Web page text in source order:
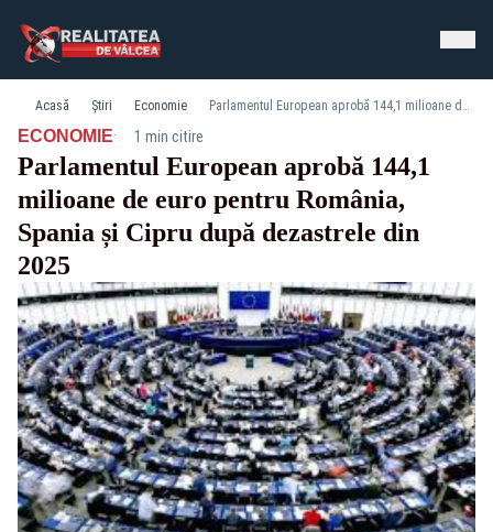
Acasă Știri Economie Parlamentul European aprobă 144,1 milioane de euro pentru România, Spania și Cipru după dezastrele din 2025
ECONOMIE· 1 min citire
Parlamentul European aprobă 144,1
milioane de euro pentru România,
Spania și Cipru după dezastrele din
2025